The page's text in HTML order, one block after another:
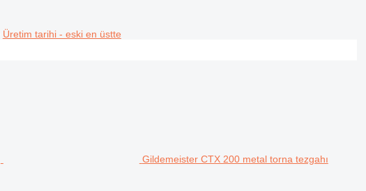
Üretim tarihi - eski en üstte
Gildemeister CTX 200 metal torna tezgahı